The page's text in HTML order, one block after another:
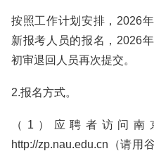
按照工作计划安排，2026
新报考人员的报名，2026
初审退回人员再次提交。
2.报名方式。
（1）应聘者访问南
http://zp.nau.edu.cn（请用